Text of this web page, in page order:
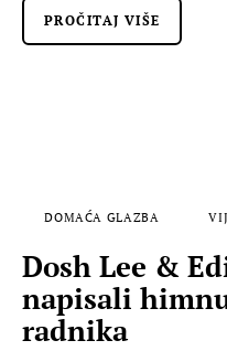
PROČITAJ VIŠE
DOMAĆA GLAZBA
Dosh Lee &
napisali
radnika